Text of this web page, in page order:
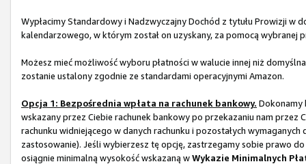
Wypłacimy Standardowy i Nadzwyczajny Dochód z tytułu Prowizji w
kalendarzowego, w którym został on uzyskany, za pomocą wybranej
Możesz mieć możliwość wyboru płatności w walucie innej niż
zostanie ustalony zgodnie ze standardami operacyjnymi Amazon.
Opcja 1: Bezpośrednia wpłata na rachunek bankowy. Dokonamy
wskazany przez Ciebie rachunek bankowy po przekazaniu nam przez
rachunku widniejącego w danych rachunku i pozostałych
zastosowanie). Jeśli wybierzesz tę opcję, zastrzegamy sobie prawo
osiągnie minimalną wysokość wskazaną wWykazie Minimalnych